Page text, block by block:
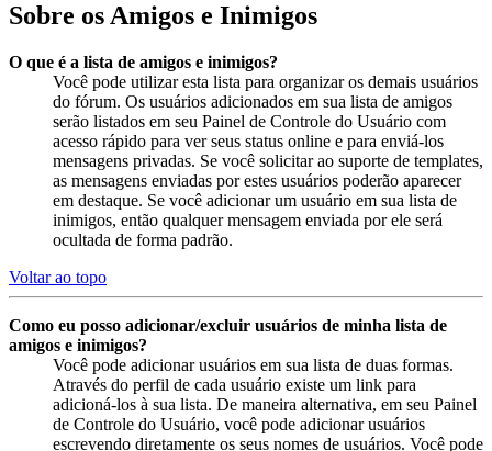
Sobre os Amigos e Inimigos
O que é a lista de amigos e inimigos?
Você pode utilizar esta lista para organizar os demais usuários
do fórum. Os usuários adicionados em sua lista de amigos
serão listados em seu Painel de Controle do Usuário com
acesso rápido para ver seus status online e para enviá-los
mensagens privadas. Se você solicitar ao suporte de templates,
as mensagens enviadas por estes usuários poderão aparecer
em destaque. Se você adicionar um usuário em sua lista de
inimigos, então qualquer mensagem enviada por ele será
ocultada de forma padrão.
Voltar ao topo
Como eu posso adicionar/excluir usuários de minha lista de
amigos e inimigos?
Você pode adicionar usuários em sua lista de duas formas.
Através do perfil de cada usuário existe um link para
adicioná-los à sua lista. De maneira alternativa, em seu Painel
de Controle do Usuário, você pode adicionar usuários
escrevendo diretamente os seus nomes de usuários. Você pode